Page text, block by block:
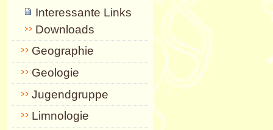
Interessante Links
Downloads
Geographie
Geologie
Jugendgruppe
Limnologie